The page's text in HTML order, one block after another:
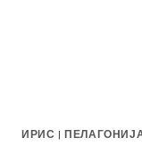
ИРИС |